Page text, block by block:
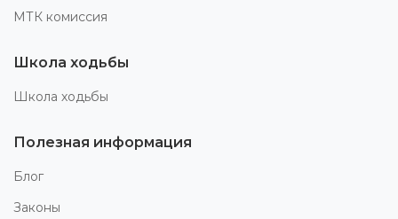
МТК комиссия
Школа ходьбы
Школа ходьбы
Полезная информация
Блог
Законы